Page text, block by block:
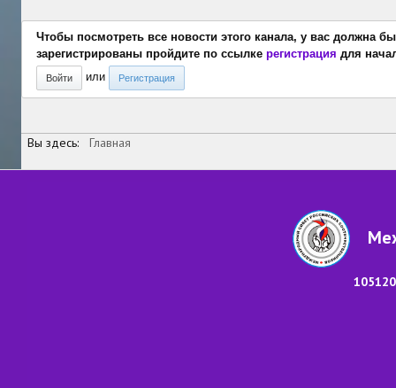
Чтобы посмотреть все новости этого канала, у вас должна
зарегистрированы пройдите по ссылке регистрация для
Войти или Регистрация
Вы здесь: Главная